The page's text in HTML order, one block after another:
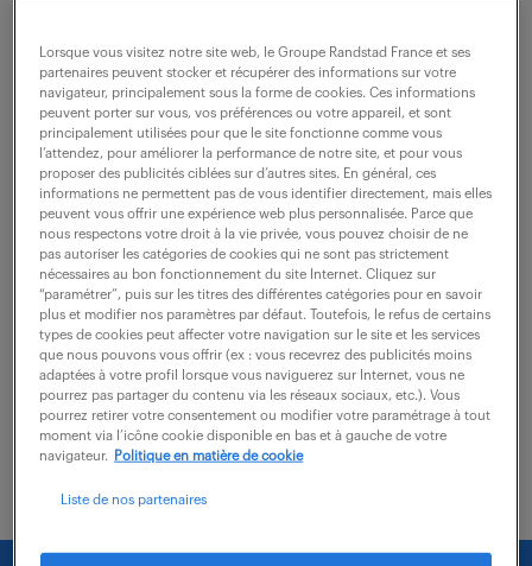
Sassenage (38) intérim
5 mois
38 000 - 42 000 € / an
Vos missions principales : - Constitution des
packages documentaires : Assurer la préparation des
ensembles documentaires pour les clients et
fournisseurs selon la Project Document List (PDL). -...
voir l'offre
Lorsque vous visitez notre site web, le Groupe Randstad France et ses
partenaires peuvent stocker et récupérer des informations sur votre
navigateur, principalement sous la forme de cookies. Ces informations
peuvent porter sur vous, vos préférences ou votre appareil, et sont
principalement utilisées pour que le site fonctionne comme vous
l’attendez, pour améliorer la performance de notre site, et pour vous
proposer des publicités ciblées sur d’autres sites. En général, ces
informations ne permettent pas de vous identifier directement, mais elles
peuvent vous offrir une expérience web plus personnalisée. Parce que
nous respectons votre droit à la vie privée, vous pouvez choisir de ne
pas autoriser les catégories de cookies qui ne sont pas strictement
nécessaires au bon fonctionnement du site Internet. Cliquez sur
“paramétrer”, puis sur les titres des différentes catégories pour en savoir
plus et modifier nos paramètres par défaut. Toutefois, le refus de certains
types de cookies peut affecter votre navigation sur le site et les services
que nous pouvons vous offrir (ex : vous recevrez des publicités moins
adaptées à votre profil lorsque vous naviguerez sur Internet, vous ne
pourrez pas partager du contenu via les réseaux sociaux, etc.). Vous
pourrez retirer votre consentement ou modifier votre paramétrage à tout
moment via l’icône cookie disponible en bas et à gauche de votre
navigateur.
Politique en matière de cookie
Liste de nos partenaires